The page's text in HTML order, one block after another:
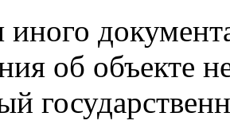
иного
об объекте